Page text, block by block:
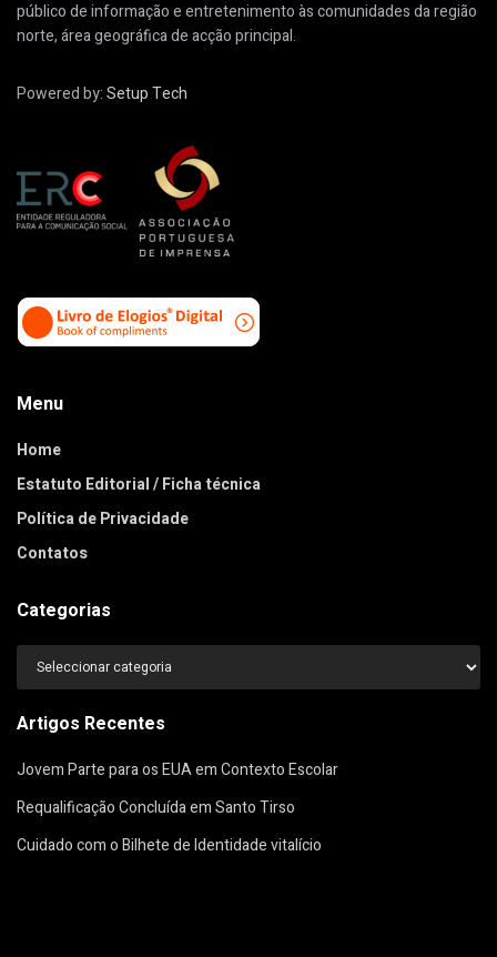
público de informação e entretenimento às comunidades da região
norte, área geográfica de acção principal.
Powered by:Setup Tech
Menu
Home
Estatuto Editorial / Ficha técnica
Política de Privacidade
Contatos
Categorias
Categorias
Artigos Recentes
Jovem Parte para os EUA em Contexto Escolar
Requalificação Concluída em Santo Tirso
Cuidado com o Bilhete de Identidade vitalício